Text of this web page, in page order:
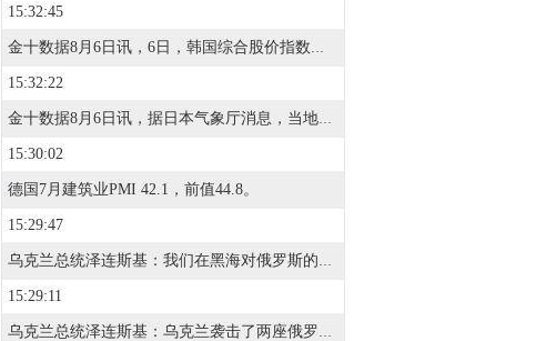
15:32:45
金十数据8月6日讯，6日，韩国综合股价指数（KOSPI）暴跌超过4.5%，跌至6200点区间。在隔夜华尔街科技股表现疲软的背景下，外资和机构投资者同步抛售，对指数形成明显压力。当天，KOSPI指数收于6296.38点，较上一交易日下跌301.88点，跌幅为4.58%。外资自 开盘初期便持续净卖出，当天净卖出规模达到3.9781万亿韩元。机构投资者也净卖出2357亿韩元。个人投资者则净买入4.1062万亿韩元，承接市场抛售压力，但仍不足以阻止指数下跌。半导体股票受到直接冲击。三星电子较前一交易日下跌6.30%，SK海力士跌幅达到10.37%。相比之下，主要二次电池企业表现相对坚挺。LG新能源涨幅2.83%，收于34.5万韩元。浦项制铁上涨0.63%，收于31.9万韩元。
15:32:22
金十数据8月6日讯，据日本气象厅消息，当地时间6日16时18分左右，日本熊本县天草、芦北地区发生4.0级地震，最大震感为震度3，震源深度10公里。（央视新闻）
15:30:02
德国7月建筑业PMI 42.1，前值44.8。
15:29:47
乌克兰总统泽连斯基：我们在黑海对俄罗斯的反击也取得了成功，击中了两艘军事巡逻艇和影子舰队的船只。
15:29:11
乌克兰总统泽连斯基：乌克兰袭击了两座俄罗斯炼油厂。